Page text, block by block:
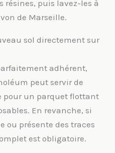
résines, puis lavez-les à
de Marseille.
sol directement sur
adhérent,
peut servir de
pour un parquet flottant
En revanche, si
ou présente des traces
est obligatoire.